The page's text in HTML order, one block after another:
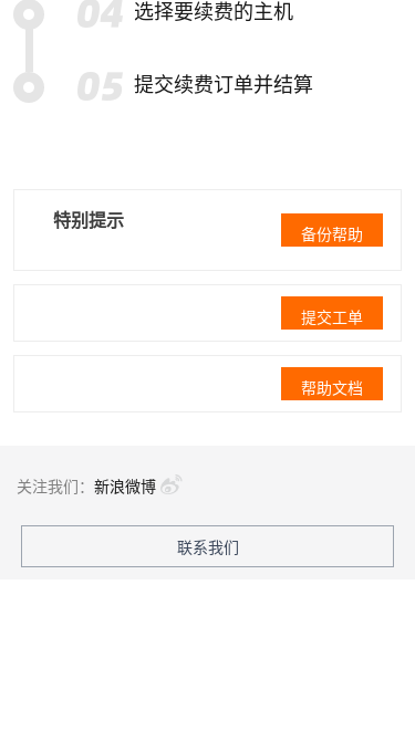
选择要续费的主机
提交续费订单并结算
特别提示
备份帮助
提交工单
帮助文档